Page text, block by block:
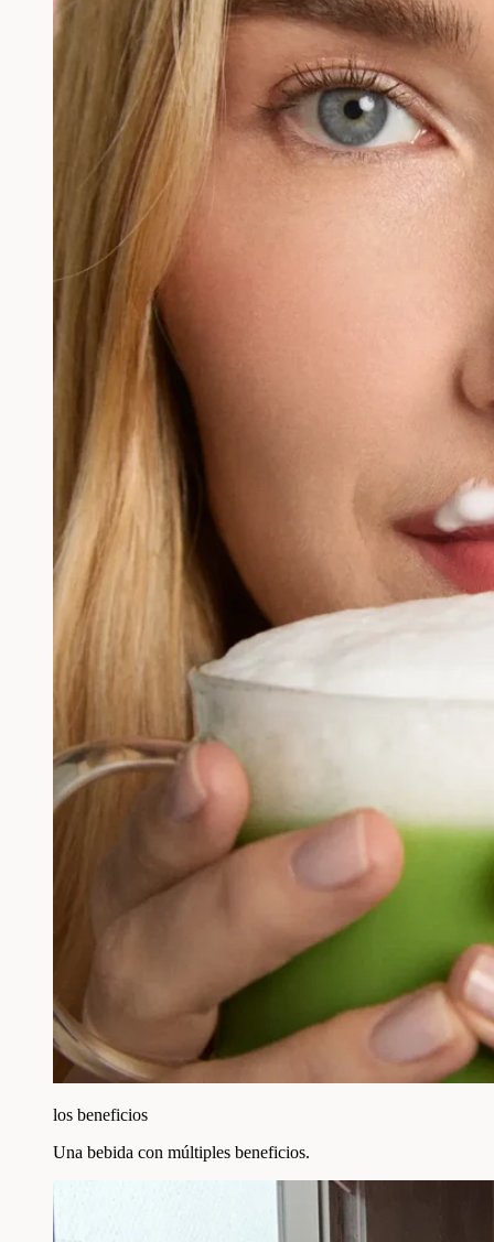
los beneficios
Una bebida con múltiples beneficios.